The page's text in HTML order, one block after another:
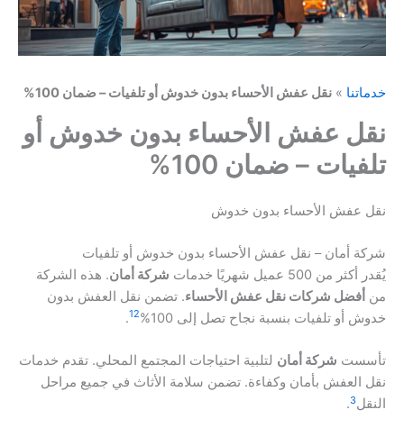
خدماتنا » نقل عفش الأحساء بدون خدوش أو تلفيات – ضمان 100%
نقل عفش الأحساء بدون خدوش أو
تلفيات – ضمان 100%
نقل عفش الأحساء بدون خدوش
شركة أمان – نقل عفش الأحساء بدون خدوش أو تلفيات
يُقدر أكثر من 500 عميل شهريًا خدمات
شركة أمان. هذه الشركة
من أفضل شركات نقل عفش الأحساء. تضمن نقل العفش بدون
خدوش أو تلفيات بنسبة نجاح تصل إلى 100%
12
.
تأسست شركة أمان لتلبية احتياجات المجتمع المحلي. تقدم خدمات
نقل العفش بأمان وكفاءة. تضمن سلامة الأثاث في جميع مراحل
النقل3
.